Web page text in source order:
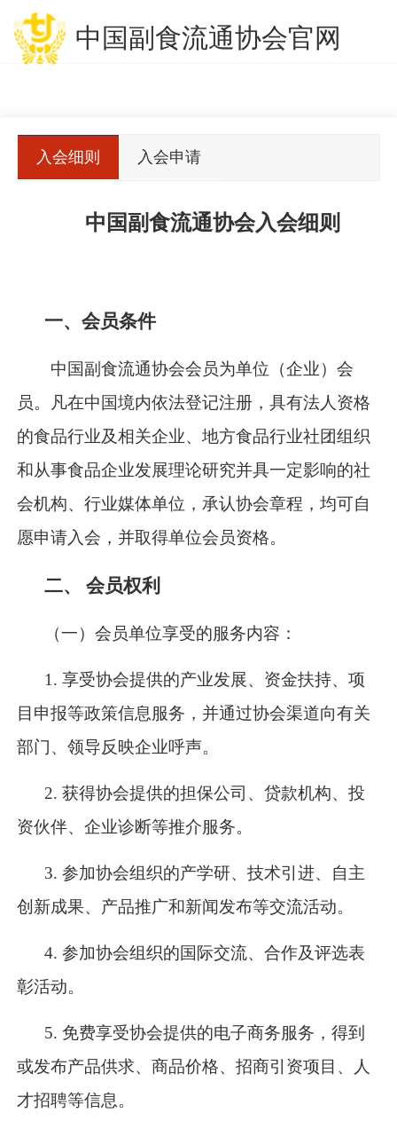
中国副食流通协会官网
入会细则 入会申请
中国副食流通协会入会细则
一、会员条件
中国副食流通协会会员为单位（企业）会
员。凡在中国境内依法登记注册，具有法人资格
的食品行业及相关企业、地方食品行业社团组织
和从事食品企业发展理论研究并具一定影响的社
会机构、行业媒体单位，承认协会章程，均可自
愿申请入会，并取得单位会员资格。
二、 会员权利
（一）会员单位享受的服务内容：
1. 享受协会提供的产业发展、资金扶持、项
目申报等政策信息服务，并通过协会渠道向有关
部门、领导反映企业呼声。
2. 获得协会提供的担保公司、贷款机构、投
资伙伴、企业诊断等推介服务。
3. 参加协会组织的产学研、技术引进、自主
创新成果、产品推广和新闻发布等交流活动。
4. 参加协会组织的国际交流、合作及评选表
彰活动。
5. 免费享受协会提供的电子商务服务，得到
或发布产品供求、商品价格、招商引资项目、人
才招聘等信息。